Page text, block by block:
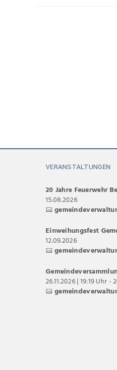
VERANSTALTUNGEN
20 Jahre Feuerwehr
15.08.2026
Einweihungsfest
12.09.2026
26.11.2026 | 19:19 Uhr -